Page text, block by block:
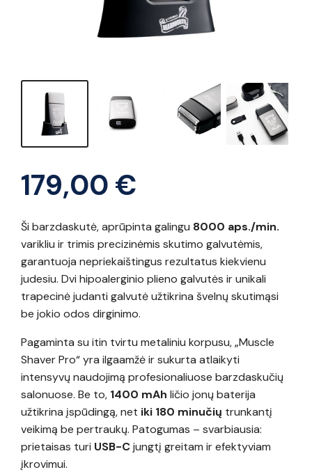
179,00 €
Ši barzdaskutė, aprūpinta galingu 8000 aps./min.
varikliu ir trimis precizinėmis skutimo galvutėmis,
garantuoja nepriekaištingus rezultatus kiekvienu
judesiu. Dvi hipoalerginio plieno galvutės ir unikali
trapecinė judanti galvutė užtikrina švelnų skutimąsi
be jokio odos dirginimo.
Pagaminta su itin tvirtu metaliniu korpusu, „Muscle
Shaver Pro“ yra ilgaamžė ir sukurta atlaikyti
intensyvų naudojimą profesionaliuose barzdaskučių
salonuose. Be to, 1400 mAh ličio jonų baterija
užtikrina įspūdingą, net iki 180 minučių trunkantį
veikimą be pertraukų. Patogumas – svarbiausia:
prietaisas turi USB-Cjungtį greitam ir efektyviam
įkrovimui.